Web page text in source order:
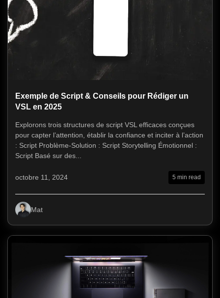
Exemple de Script & Conseils pour Rédiger un
VSL en 2025
Explorons trois structures de script VSL efficaces conçues
pour capter l’attention, établir la confiance et inciter à l’action
: Script Problème-Solution : Script Storytelling Émotionnel :
Script Basé sur des...
octobre 11, 2024 5 min read
Mat